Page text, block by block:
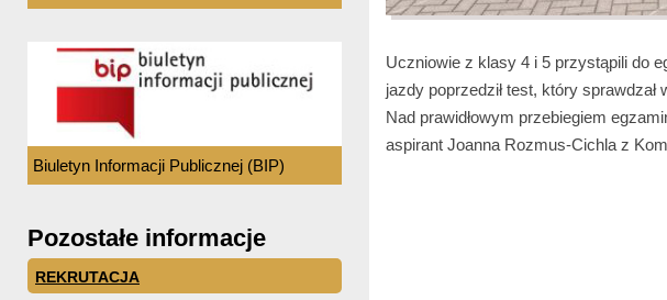
Uczniowie z klasy 4 i 5 przystąpili do
jazdy poprzedził test, który
Nad prawidłowym przebiegiem
aspirant Joanna Rozmus-Cichla z
Biuletyn Informacji Publicznej (BIP)
Pozostałe informacje
REKRUTACJA